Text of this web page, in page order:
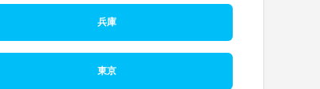
兵庫
東京